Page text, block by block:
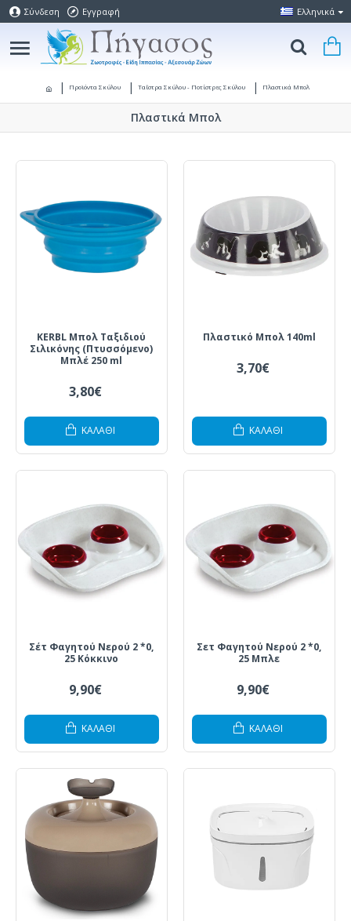
Σύνδεση Εγγραφή Ελληνικά
Προϊόντα Σκύλου Ταΐστρα Σκύλου - Ποτίστρες Σκύλου Πλαστικά Μπολ
Πλαστικά Μπολ
KERBL Μπολ Ταξιδιού
Σιλικόνης (Πτυσσόμενο)
Μπλέ 250 ml
3,80€
ΚΑΛΆΘΙ
Πλαστικό Μπολ 140ml
3,70€
ΚΑΛΆΘΙ
Σέτ Φαγητού Νερού 2 *0,
25 Κόκκινο
9,90€
ΚΑΛΆΘΙ
Σετ Φαγητού Νερού 2 *0,
25 Μπλε
9,90€
ΚΑΛΆΘΙ